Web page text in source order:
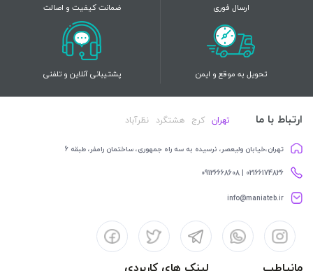
ارسال فوری ضمانت کیفیت و اصالت
تحویل به موقع و ایمن پشتیبانی آنلاین و تلفنی
ارتباط با ما تهران کرج هشتگرد نظرآباد
تهران،خیابان ولیعصر، نرسیده به سه راه جمهوری، ساختمان رامفر، طبقه 6
02166174826 | 09126668608
info@maniateb.ir